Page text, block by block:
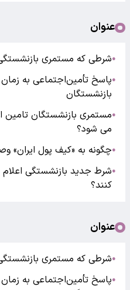
عنوان
●شرطی که مستمری
●پاسخ تأمین‌اجتماعی به
بازنشستگان
●مستمری بازنشستگان
می شود؟
●چگونه به «کیف پول ایران»
●شرط جدید بازنشستگی
کنند؟
عنوان
●شرطی که مستمری
●پاسخ تأمین‌اجتماعی به